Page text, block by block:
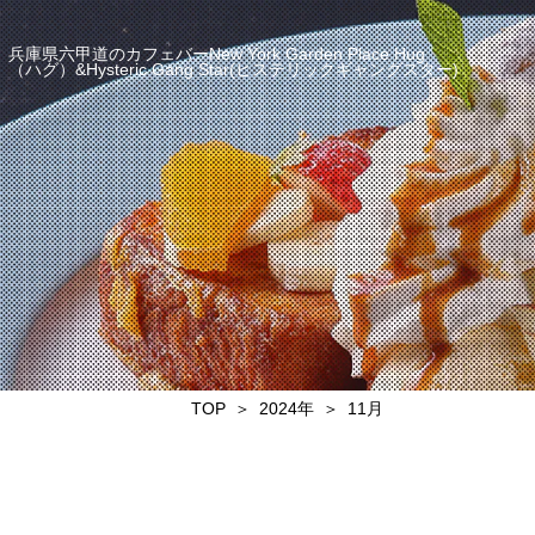
兵庫県六甲道のカフェバーNew York Garden Place Hug
（ハグ）&Hysteric Gang Star(ヒステリックギャングスター)
TOP 2024年 11月